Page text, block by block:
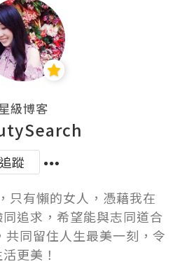
級博客
追蹤
只有懶的女人，憑藉我在
同追求，希望能與志同道合
共同留住人生最美一刻，令
更美！